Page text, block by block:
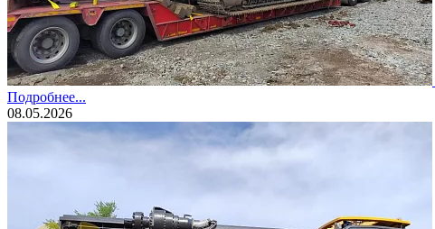
Подробнее...
08.05.2026